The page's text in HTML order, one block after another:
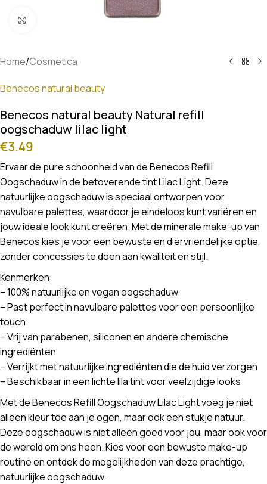
Klik om te vergroten
Home/Cosmetica
Benecos natural beauty
Benecos natural beauty Natural refill
oogschaduw lilac light
€3.49
Ervaar de pure schoonheid van de Benecos Refill
Oogschaduw in de betoverende tint Lilac Light. Deze
natuurlijke oogschaduw is speciaal ontworpen voor
navulbare palettes, waardoor je eindeloos kunt variëren en
jouw ideale look kunt creëren. Met de minerale make-up van
Benecos kies je voor een bewuste en diervriendelijke optie,
zonder concessies te doen aan kwaliteit en stijl.
Kenmerken:
– 100% natuurlijke en vegan oogschaduw
– Past perfect in navulbare palettes voor een persoonlijke
touch
– Vrij van parabenen, siliconen en andere chemische
ingrediënten
– Verrijkt met natuurlijke ingrediënten die de huid verzorgen
– Beschikbaar in een lichte lila tint voor veelzijdige looks
Met de Benecos Refill Oogschaduw Lilac Light voeg je niet
alleen kleur toe aan je ogen, maar ook een stukje natuur.
Deze oogschaduw is niet alleen goed voor jou, maar ook voor
de wereld om ons heen. Kies voor een bewuste make-up
routine en ontdek de mogelijkheden van deze prachtige,
natuurlijke oogschaduw.